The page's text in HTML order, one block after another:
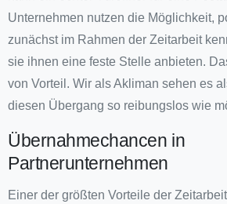
Unternehmen nutzen die Möglichkeit,
zunächst im Rahmen der Zeitarbeit
sie ihnen eine feste Stelle anbieten.
von Vorteil. Wir als Akliman sehen es
diesen Übergang so reibungslos wie
Übernahmechancen in
Partnerunternehmen
Einer der größten Vorteile der